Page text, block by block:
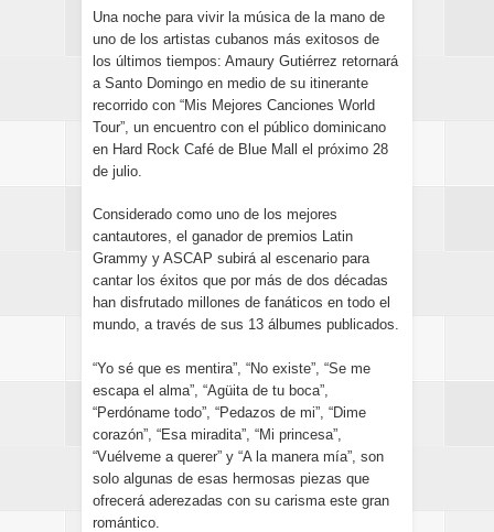
Una noche para vivir la música de la mano de
uno de los artistas cubanos más exitosos de
los últimos tiempos: Amaury Gutiérrez retornará
a Santo Domingo en medio de su itinerante
recorrido con “Mis Mejores Canciones World
Tour”, un encuentro con el público dominicano
en Hard Rock Café de Blue Mall el próximo 28
de julio.
Considerado como uno de los mejores
cantautores, el ganador de premios Latin
Grammy y ASCAP subirá al escenario para
cantar los éxitos que por más de dos décadas
han disfrutado millones de fanáticos en todo el
mundo, a través de sus 13 álbumes publicados.
“Yo sé que es mentira”, “No existe”, “Se me
escapa el alma”, “Agüita de tu boca”,
“Perdóname todo”, “Pedazos de mi”, “Dime
corazón”, “Esa miradita”, “Mi princesa”,
“Vuélveme a querer” y “A la manera mía”, son
solo algunas de esas hermosas piezas que
ofrecerá aderezadas con su carisma este gran
romántico.